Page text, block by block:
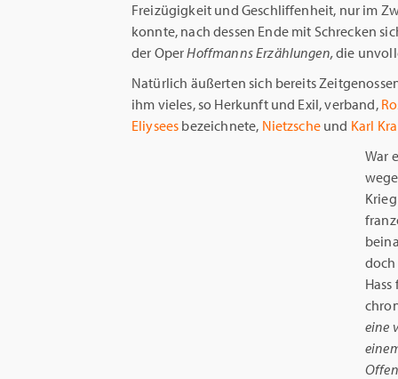
Freizügigkeit und Geschliffenheit, nur im
konnte, nach dessen Ende mit Schrecken
der OperHoffmanns Erzählungen,die
Natürlich äußerten sich bereits
ihm vieles, so Herkunft und Exil, verband,
Eliysees bezeichnete, Nietzscheund Karl
War
eine